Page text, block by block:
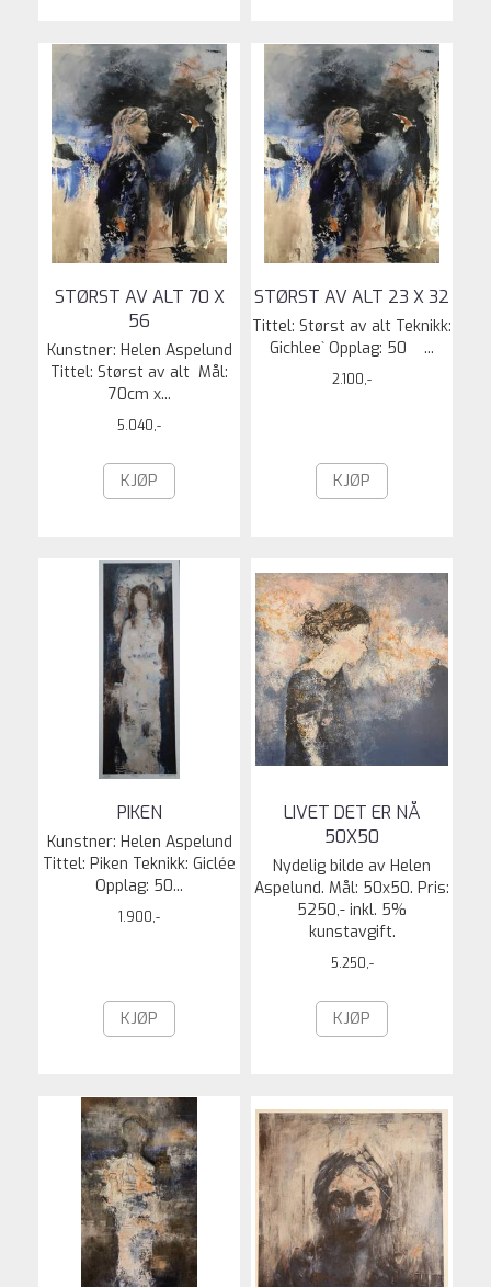
STØRST AV ALT 70 X
56
Kunstner: Helen Aspelund
Tittel: Størst av alt Mål:
70cm x...
5.040,-
KJØP
STØRST AV ALT 23 X 32
Tittel: Størst av alt Teknikk:
Gichlee` Opplag: 50 ...
2.100,-
KJØP
PIKEN
Kunstner: Helen Aspelund
Tittel: Piken Teknikk: Giclée
Opplag: 50...
1.900,-
KJØP
LIVET DET ER NÅ
50X50
Nydelig bilde av Helen
Aspelund. Mål: 50x50. Pris:
5250,- inkl. 5%
kunstavgift.
5.250,-
KJØP